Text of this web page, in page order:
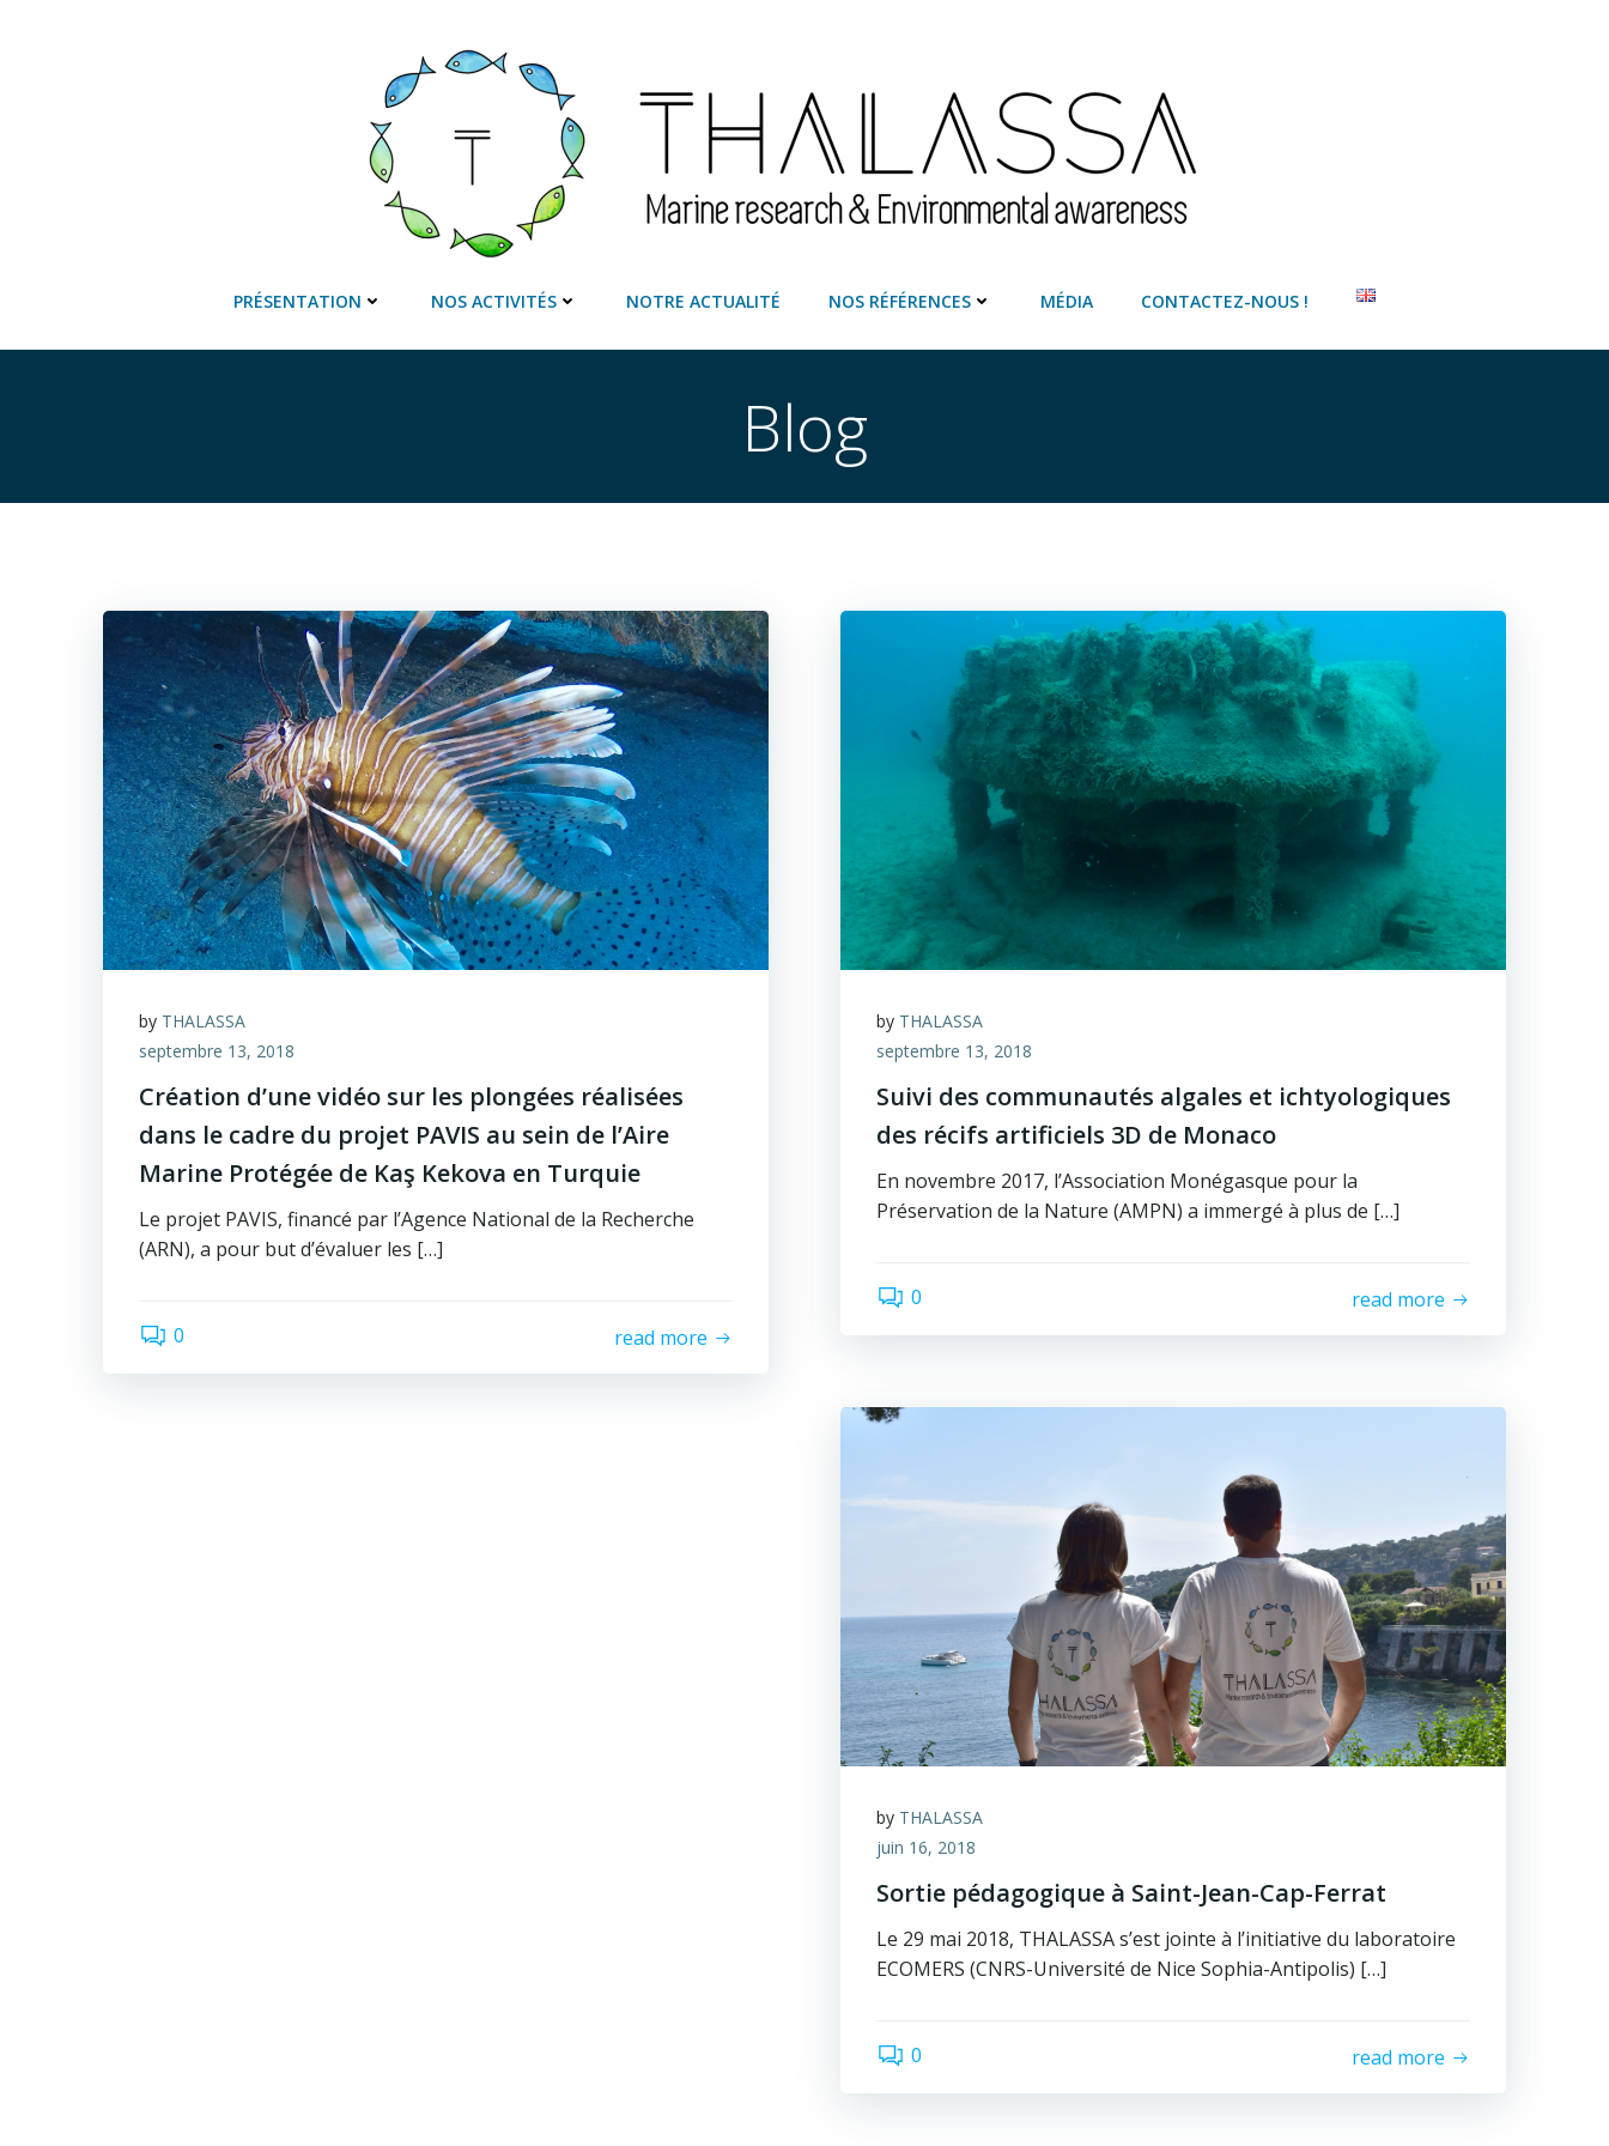
PRÉSENTATION NOS ACTIVITÉS NOTRE ACTUALITÉ NOS RÉFÉRENCES MÉDIA CONTACTEZ-NOUS !
Blog
by THALASSA
septembre 13, 2018
Création d’une vidéo sur les plongées réalisées
dans le cadre du projet PAVIS au sein de l’Aire
Marine Protégée de Kaş Kekova en Turquie
Le projet PAVIS, financé par l’Agence National de la Recherche
(ARN), a pour but d’évaluer les […]
0 read more
by THALASSA
septembre 13, 2018
Suivi des communautés algales et ichtyologiques
des récifs artificiels 3D de Monaco
En novembre 2017, l’Association Monégasque pour la
Préservation de la Nature (AMPN) a immergé à plus de […]
0 read more
by THALASSA
juin 16, 2018
Sortie pédagogique à Saint-Jean-Cap-Ferrat
Le 29 mai 2018, THALASSA s’est jointe à l’initiative du laboratoire
ECOMERS (CNRS-Université de Nice Sophia-Antipolis) […]
0 read more